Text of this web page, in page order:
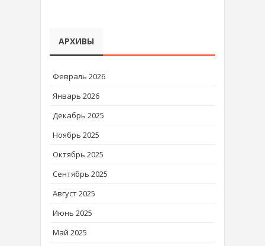
АРХИВЫ
Февраль 2026
Январь 2026
Декабрь 2025
Ноябрь 2025
Октябрь 2025
Сентябрь 2025
Август 2025
Июнь 2025
Май 2025